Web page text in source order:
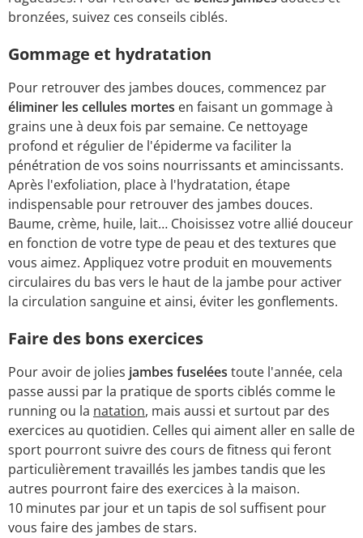
bronzées, suivez ces conseils ciblés.
Gommage et hydratation
Pour retrouver des jambes douces, commencez par
éliminer les cellules mortes en faisant un gommage à
grains une à deux fois par semaine. Ce nettoyage
profond et régulier de l'épiderme va faciliter la
pénétration de vos soins nourrissants et amincissants.
Après l'exfoliation, place à l'hydratation, étape
indispensable pour retrouver des jambes douces.
Baume, crème, huile, lait… Choisissez votre allié douceur
en fonction de votre type de peau et des textures que
vous aimez. Appliquez votre produit en mouvements
circulaires du bas vers le haut de la jambe pour activer
la circulation sanguine et ainsi, éviter les gonflements.
Faire des bons exercices
Pour avoir de jolies jambes fuselées toute l'année, cela
passe aussi par la pratique de sports ciblés comme le
running ou la natation, mais aussi et surtout par des
exercices au quotidien. Celles qui aiment aller en salle de
sport pourront suivre des cours de fitness qui feront
particulièrement travaillés les jambes tandis que les
autres pourront faire des exercices à la maison.
10 minutes par jour et un tapis de sol suffisent pour
vous faire des jambes de stars.